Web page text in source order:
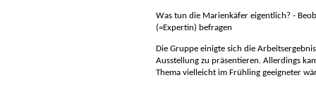
Was tun die Marienkäfer eigentlich? -
(=Expertin) befragen
Die Gruppe einigte sich die
Ausstellung zu präsentieren. Allerdings
Thema vielleicht im Frühling geeigneter